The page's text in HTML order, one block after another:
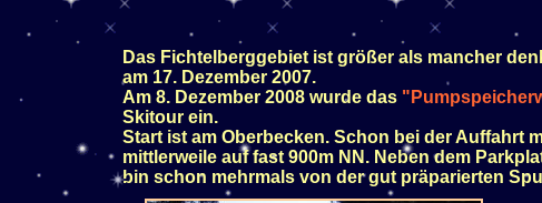
Das Fichtelberggebiet ist größer als mancher
am 17. Dezember 2007.
Am 8. Dezember 2008 wurde das
Skitour ein.
Start ist am Oberbecken. Schon bei der Auffahrt
mittlerweile auf fast 900m NN. Neben dem
bin schon mehrmals von der gut präparierten